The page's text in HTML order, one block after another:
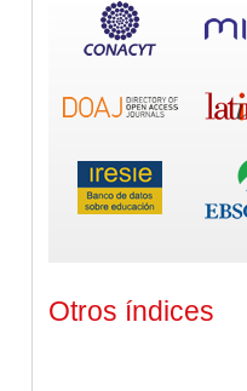
Otros índices